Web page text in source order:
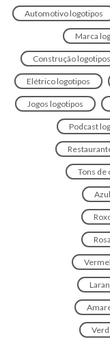
Automotivo logotipos
Marca
Construção logotipos
Elétrico logotipos
Jogos logotipos
Podcast
Tons de